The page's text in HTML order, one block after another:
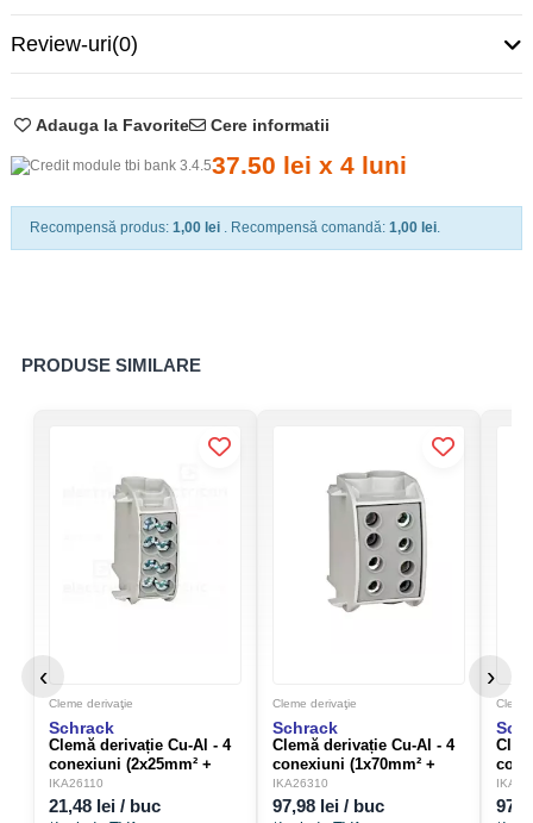
Adauga la Favorite
37.50 lei x 4 luni
Recompensă produs: 1,00 lei . Recompensă comandă: 1,00 lei.
Cere informatii
Review-uri(0)
PRODUSE SIMILARE
‹
Cleme derivaţie
Schrack
Clemă derivație Cu-Al - 4
conexiuni (2x25mm² +
2x16mm²) gri IKA -
Schrack IKA26110
IKA26110
21,48 lei / buc
Cleme derivaţie
Schrack
Clemă derivație Cu-Al - 4
conexiuni (1x70mm² +
1x50mm²/1x70mm² +
1x50mm²) gri IKA -
IKA26310
97,98 lei / buc
›